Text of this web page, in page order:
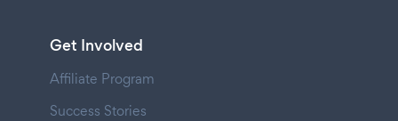
Get Involved
Affiliate Program
Success Stories